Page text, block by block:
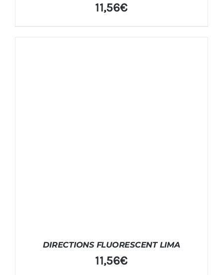
11,56€
DIRECTIONS FLUORESCENT LIMA
11,56€